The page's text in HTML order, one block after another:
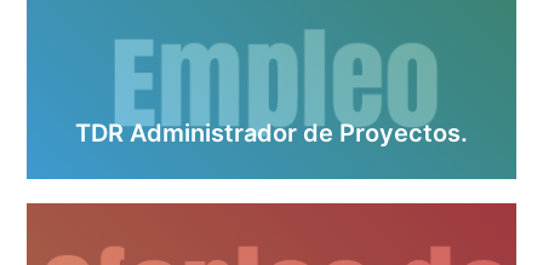
TDR Administrador de Proyectos.